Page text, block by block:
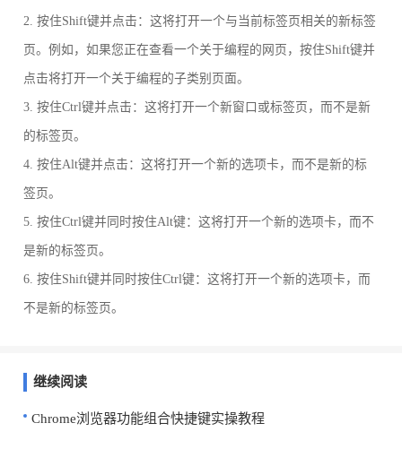
2. 按住Shift键并点击：这将打开一个与当前标签页相关的新标签
页。例如，如果您正在查看一个关于编程的网页，按住Shift键并
点击将打开一个关于编程的子类别页面。
3. 按住Ctrl键并点击：这将打开一个新窗口或标签页，而不是新
的标签页。
4. 按住Alt键并点击：这将打开一个新的选项卡，而不是新的标
签页。
5. 按住Ctrl键并同时按住Alt键：这将打开一个新的选项卡，而不
是新的标签页。
6. 按住Shift键并同时按住Ctrl键：这将打开一个新的选项卡，而
不是新的标签页。
继续阅读
Chrome浏览器功能组合快捷键实操教程